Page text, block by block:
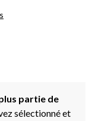
partie de
sélectionné et